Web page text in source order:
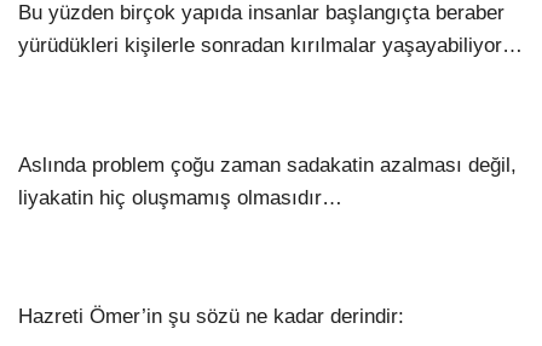
Bu yüzden birçok yapıda insanlar başlangıçta beraber
yürüdükleri kişilerle sonradan kırılmalar yaşayabiliyor…
Aslında problem çoğu zaman sadakatin azalması değil,
liyakatin hiç oluşmamış olmasıdır…
Hazreti Ömer’in şu sözü ne kadar derindir: